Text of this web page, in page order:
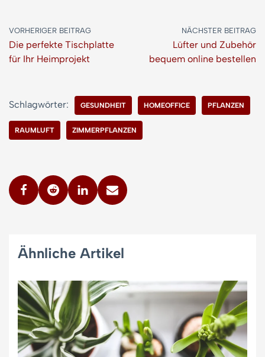
VORHERIGER BEITRAG
Die perfekte Tischplatte
für Ihr Heimprojekt
NÄCHSTER BEITRAG
Lüfter und Zubehör
bequem online bestellen
Schlagwörter: GESUNDHEIT HOMEOFFICE PFLANZEN
RAUMLUFT ZIMMERPFLANZEN
Ähnliche Artikel